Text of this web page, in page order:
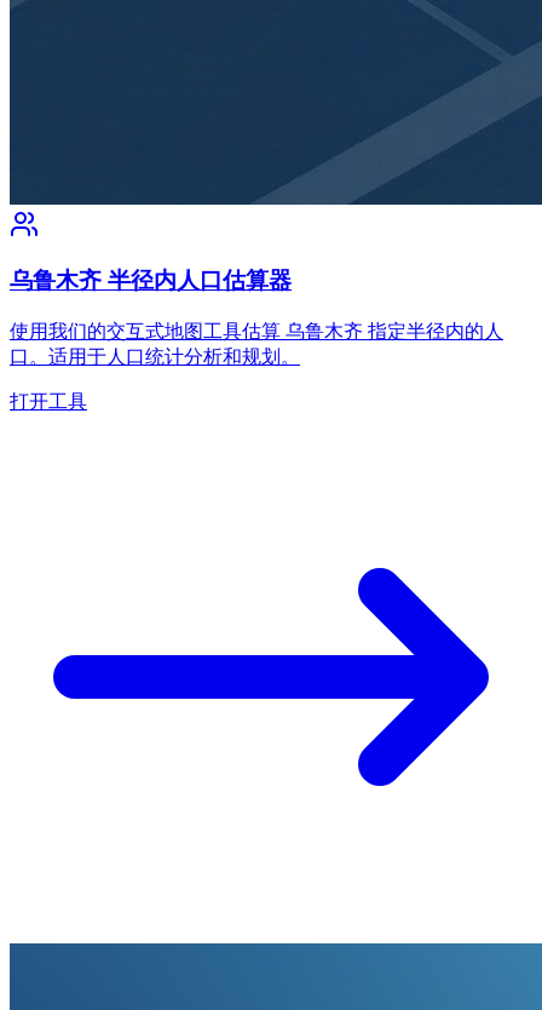
乌鲁木齐 半径内人口估算器
使用我们的交互式地图工具估算 乌鲁木齐 指定半径内的人
口。适用于人口统计分析和规划。
打开工具